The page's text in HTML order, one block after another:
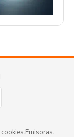
Emisoras